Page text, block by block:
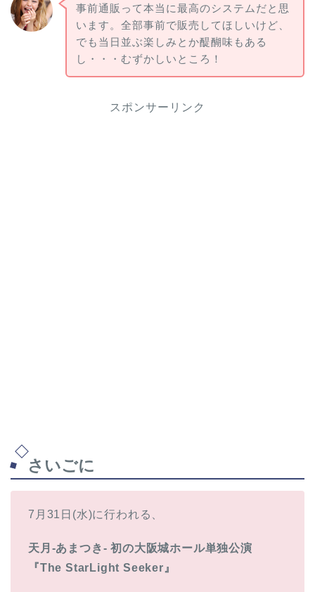
事前通販って本当に最高のシステムだと思
います。全部事前で販売してほしいけど、
でも当日並ぶ楽しみとか醍醐味もある
し・・・むずかしいところ！
スポンサーリンク
さいごに
7月31日(水)に行われる、
天月-あまつき- 初の大阪城ホール単独公演
『The StarLight Seeker』